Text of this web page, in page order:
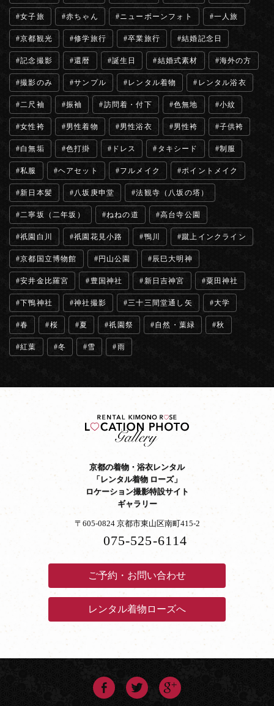
女子旅 赤ちゃん ニューボーンフォト 一人旅
京都観光 修学旅行 卒業旅行 結婚記念日
記念撮影 還暦 誕生日 結婚式素材 海外の方
撮影のみ サンプル レンタル着物 レンタル浴衣
二尺袖 振袖 訪問着・付下 色無地 小紋
女性袴 男性着物 男性浴衣 男性袴 子供袴
白無垢 色打掛 ドレス タキシード 制服
私服 ヘアセット フルメイク ポイントメイク
新日本髪 八坂庚申堂 法観寺（八坂の塔）
二寧坂（二年坂） ねねの道 高台寺公園
祇園白川 祇園花見小路 鴨川 蹴上インクライン
京都国立博物館 円山公園 辰巳大明神
安井金比羅宮 豊国神社 新日吉神宮 粟田神社
下鴨神社 神社撮影 三十三間堂通し矢 大学
春 桜 夏 祇園祭 自然・葉緑 秋
紅葉 冬 雪 雨
京都の着物・浴衣レンタル
「レンタル着物 ローズ」
ロケーション撮影特設サイト
ギャラリー
〒605-0824 京都市東山区南町415-2
075-525-6114
ご予約・お問い合わせ
レンタル着物ローズへ